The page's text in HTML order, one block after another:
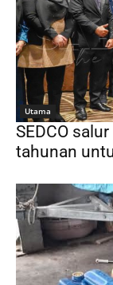
Utama
SEDCO
tahunan